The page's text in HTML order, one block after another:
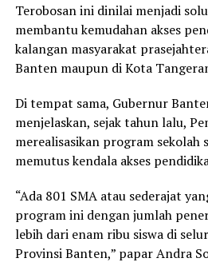
Terobosan ini dinilai menjadi
membantu kemudahan akses
kalangan masyarakat
Banten maupun di Kota
Di tempat sama, Gubernur
menjelaskan, sejak tahun lalu,
merealisasikan program sekolah
memutus kendala akses
“Ada 801 SMA atau sederajat
program ini dengan jumlah
lebih dari enam ribu siswa di
Provinsi Banten,” papar Andra